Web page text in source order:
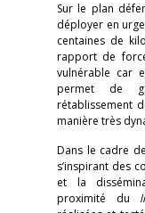
Sur le plan
déployer en
centaines de
rapport de
vulnérable car
permet de
rétablissement
manière très
Dans le cadre
s’inspirant des
et la
proximité du